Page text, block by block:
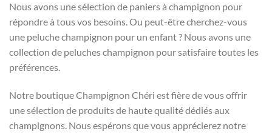
Nous avons une sélection de paniers à champignon pour
répondre à tous vos besoins. Ou peut-être cherchez-vous
une peluche champignon pour un enfant ? Nous avons une
collection de peluches champignon pour satisfaire toutes les
préférences.
Notre boutique Champignon Chéri est fière de vous offrir
une sélection de produits de haute qualité dédiés aux
champignons. Nous espérons que vous apprécierez notre